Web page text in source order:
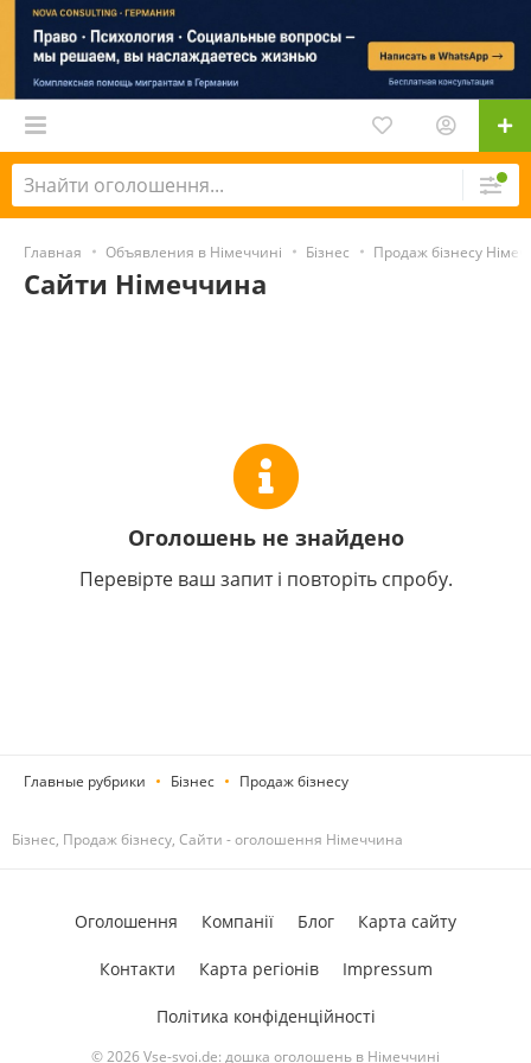
Главная Объявления в Німеччині Бізнес Продаж бізнесу
Сайти Німеччина
Оголошень не знайдено
Перевірте ваш запит і повторіть спробу.
Главные рубрики Бізнес Продаж бізнесу
Бізнес, Продаж бізнесу, Сайти - оголошення Німеччина
© 2026 Vse-svoi.de: дошка оголошень в Німеччині
Оголошення Компанії Блог Карта сайту
Контакти Карта регіонів Impressum
Політика конфіденційності